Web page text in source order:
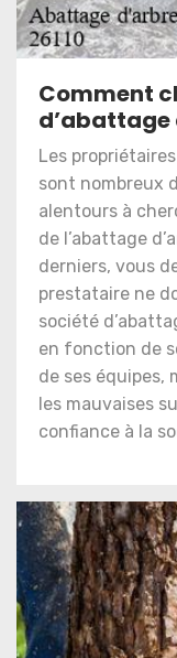
Comment
d’abattage
Les
sont nombreux
alentours à
de l’abattage
derniers, vous
prestataire ne
société
en fonction de
de ses équipes,
les mauvaises
confiance à la